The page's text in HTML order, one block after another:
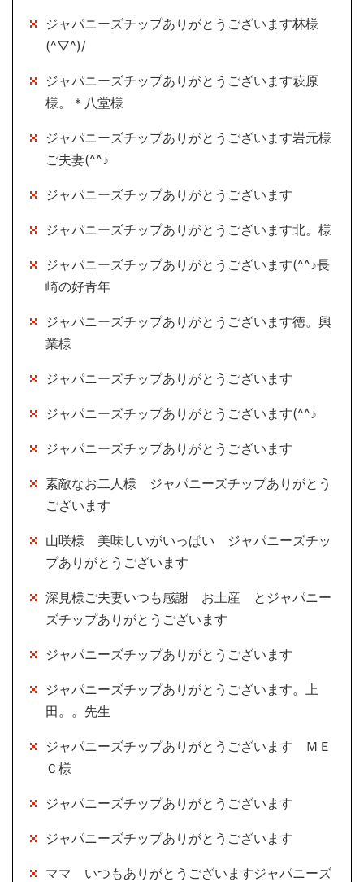
ジャパニーズチップありがとうございます林様
(^▽^)/
ジャパニーズチップありがとうございます萩原
様。＊八堂様
ジャパニーズチップありがとうございます岩元様
ご夫妻(^^♪
ジャパニーズチップありがとうございます
ジャパニーズチップありがとうございます北。様
ジャパニーズチップありがとうございます(^^♪長
崎の好青年
ジャパニーズチップありがとうございます徳。興
業様
ジャパニーズチップありがとうございます
ジャパニーズチップありがとうございます(^^♪
ジャパニーズチップありがとうございます
素敵なお二人様 ジャパニーズチップありがとう
ございます
山咲様 美味しいがいっぱい ジャパニーズチッ
プありがとうございます
深見様ご夫妻いつも感謝 お土産 とジャパニー
ズチップありがとうございます
ジャパニーズチップありがとうございます
ジャパニーズチップありがとうございます。上
田。。先生
ジャパニーズチップありがとうございます ＭＥ
Ｃ様
ジャパニーズチップありがとうございます
ジャパニーズチップありがとうございます
ママ いつもありがとうございますジャパニーズ